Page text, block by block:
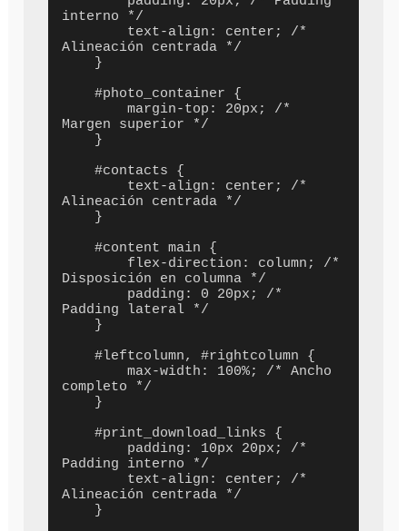
interno */
Alineación centrada */
    #photo_container {
        margin-top: 20px; /*
Margen superior */
    #contacts {
Alineación centrada */
    #content main {
Disposición en columna */
Padding lateral */
    #leftcolumn, #rightcolumn {
        max-width: 100%; /* Ancho
completo */
    #print_download_links {
Padding interno */
Alineación centrada */